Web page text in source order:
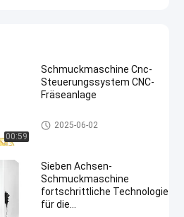
00:59
Schmuckmaschine Cnc-
Steuerungssystem CNC-
Fräseanlage
Seven Axis Jewelry Carving M
achine
2025-06-02
Sieben Achsen-
Schmuckmaschine
fortschrittliche Technologie
für die